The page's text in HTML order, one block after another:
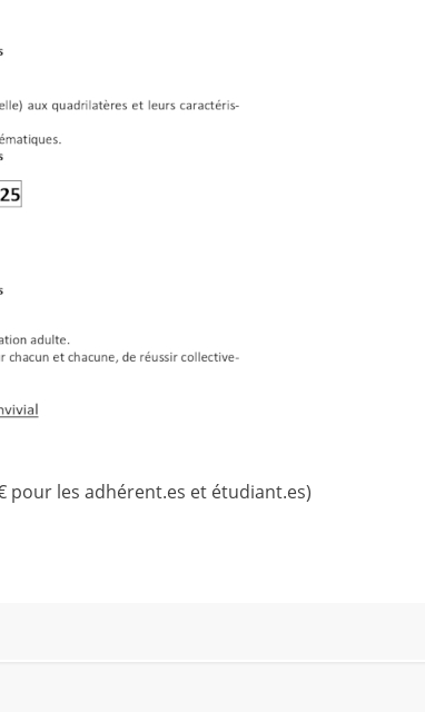
pour les adhérent.es et étudiant.es)